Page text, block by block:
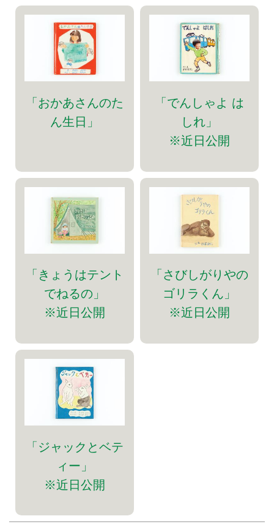
「おかあさんのた
ん生日」
「でんしゃよ は
しれ」
※近日公開
「きょうはテント
でねるの」
※近日公開
「さびしがりやの
ゴリラくん」
※近日公開
「ジャックとベテ
ィー」
※近日公開